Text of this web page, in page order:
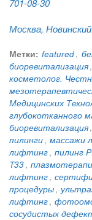
701-08-30
Москва,
Метки: featured,
биоревитализация,
косметолог.
Медицинских
глубокотканного
биоревитализация,
пилинги, массажи
лифтинг, пилинг
T33,
лифтинг,
процедуры,
лифтинг,
сосудистых